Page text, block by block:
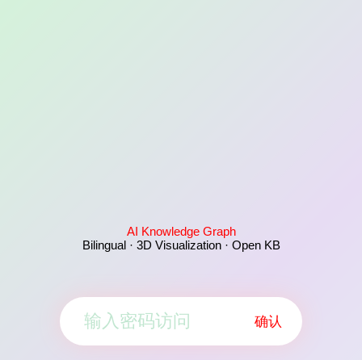
AI Knowledge Graph
Bilingual · 3D Visualization · Open KB
确认